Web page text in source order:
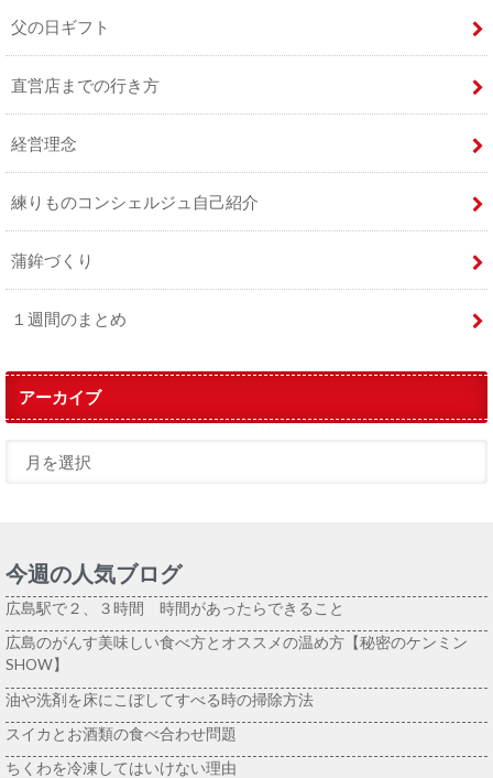
父の日ギフト
直営店までの行き方
経営理念
練りものコンシェルジュ自己紹介
蒲鉾づくり
１週間のまとめ
アーカイブ
今週の人気ブログ
広島駅で２、３時間 時間があったらできること
広島のがんす美味しい食べ方とオススメの温め方【秘密のケンミン
SHOW】
油や洗剤を床にこぼしてすべる時の掃除方法
スイカとお酒類の食べ合わせ問題
ちくわを冷凍してはいけない理由